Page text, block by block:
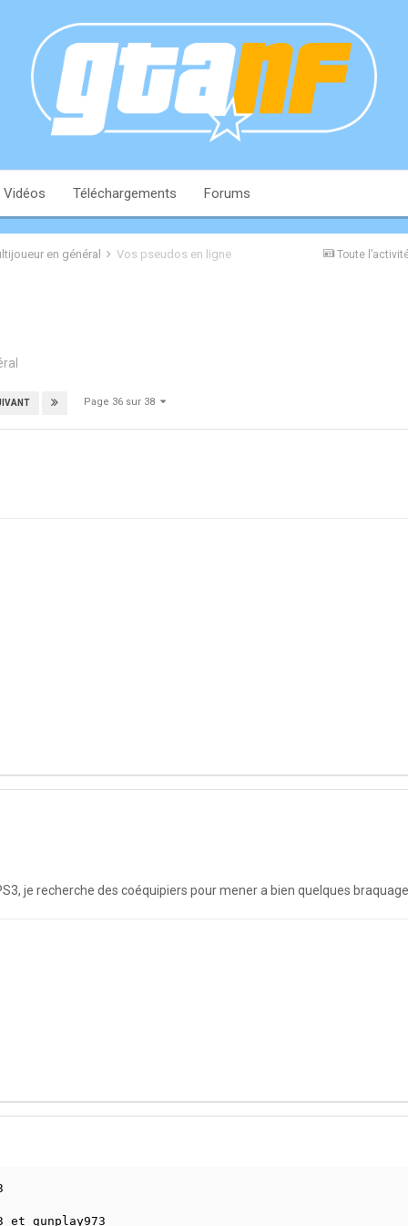
Vidéos Téléchargements Forums
Toute
en général Vos pseudos en ligne
Page 36 sur 38
je recherche des coéquipiers pour mener a bien quelques
et gunplay973